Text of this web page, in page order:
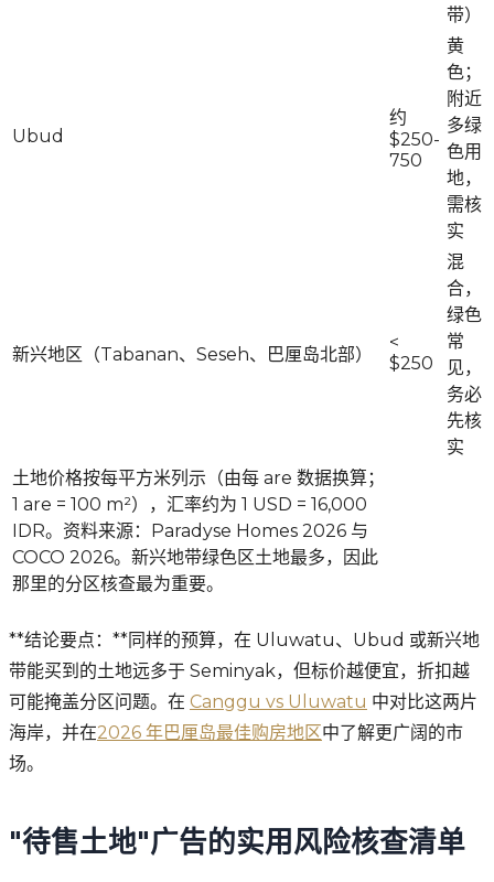
带）
Ubud
约
$250-
750
黄
色；
附近
多绿
色用
地，
需核
实
新兴地区（Tabanan、Seseh、巴厘岛北部）
<
$250
混
合，
绿色
常
见，
务必
先核
实
土地价格按每平方米列示（由每 are 数据换算；
1 are = 100 m²），汇率约为 1 USD = 16,000
IDR。资料来源：Paradyse Homes 2026 与
COCO 2026。新兴地带绿色区土地最多，因此
那里的分区核查最为重要。
**结论要点：**同样的预算，在 Uluwatu、Ubud 或新兴地
带能买到的土地远多于 Seminyak，但标价越便宜，折扣越
可能掩盖分区问题。在 Canggu vs Uluwatu 中对比这两片
海岸，并在2026 年巴厘岛最佳购房地区中了解更广阔的市
场。
"待售土地"广告的实用风险核查清单